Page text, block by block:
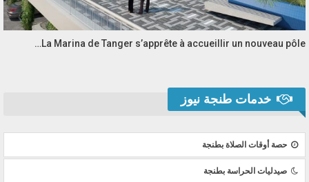
La Marina de Tanger s’apprête à accueillir un nouveau pôle…
خدمات طنجة نيوز
حصة أوقات الصلاة بطنجة
صيدليات الحراسة بطنجة